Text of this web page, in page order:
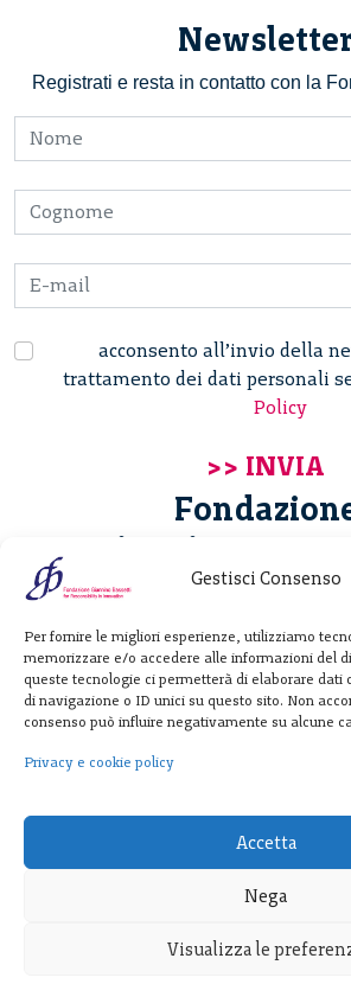
Gestisci Consenso
Per fornire le migliori esperienze, utilizziamo
memorizzare e/o accedere alle informazioni del
queste tecnologie ci permetterà di elaborare dati
di navigazione o ID unici su questo sito. Non
consenso può influire negativamente su alcune
Privacy e cookie policy
Accetta
Nega
Visualizza le
Registrati e resta in contatto con la
acconsento all’invio della
trattamento dei dati personali
Policy
Giannino
20122 Milano - Italia
T. +39 02 781933
F. + 39 02 76392030
p.i. 12520270153